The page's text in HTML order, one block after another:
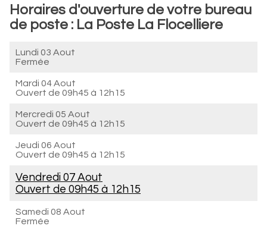
Horaires d'ouverture de votre bureau
de poste : La Poste La Flocelliere
Lundi 03 Aout
Fermée
Mardi 04 Aout
Ouvert de 09h45 à 12h15
Mercredi 05 Aout
Ouvert de 09h45 à 12h15
Jeudi 06 Aout
Ouvert de 09h45 à 12h15
Vendredi 07 Aout
Ouvert de 09h45 à 12h15
Samedi 08 Aout
Fermée